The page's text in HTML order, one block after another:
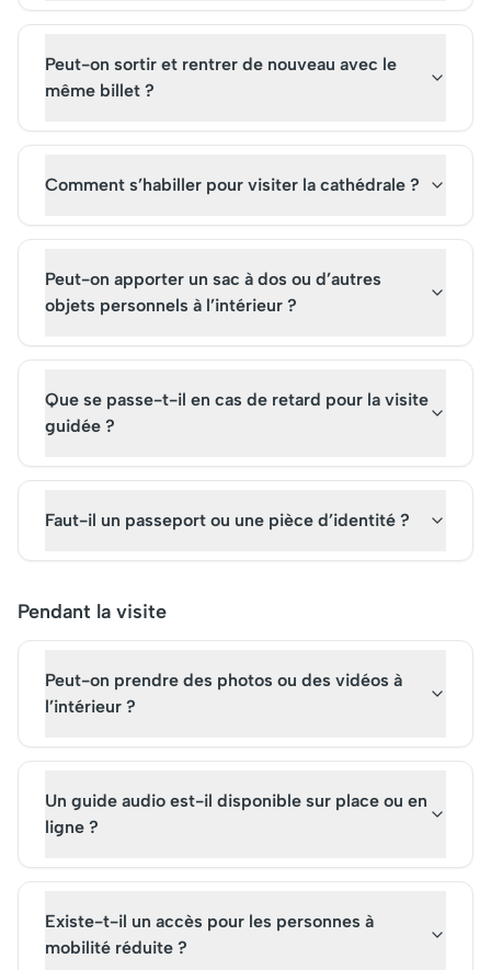
Peut-on sortir et rentrer de nouveau avec le
même billet ?
Comment s’habiller pour visiter la cathédrale ?
Peut-on apporter un sac à dos ou d’autres
objets personnels à l’intérieur ?
Que se passe-t-il en cas de retard pour la visite
guidée ?
Faut-il un passeport ou une pièce d’identité ?
Pendant la visite
Peut-on prendre des photos ou des vidéos à
l’intérieur ?
Un guide audio est-il disponible sur place ou en
ligne ?
Existe-t-il un accès pour les personnes à
mobilité réduite ?